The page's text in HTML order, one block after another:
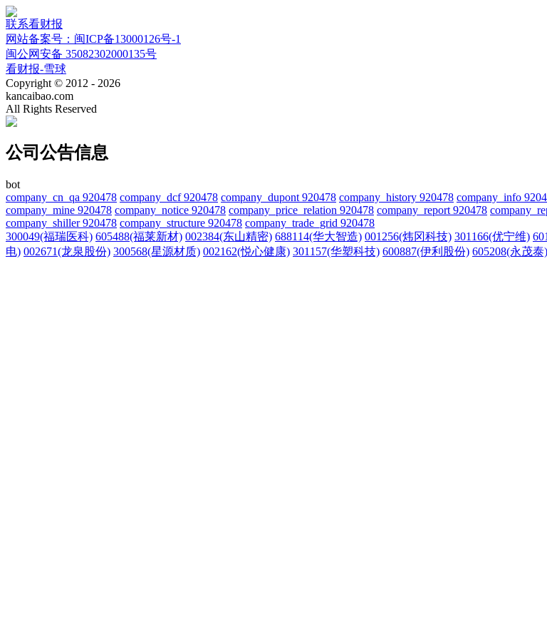
联系看财报
网站备案号：闽ICP备13000126号-1
闽公网安备 35082302000135号
看财报-雪球
Copyright © 2012 - 2026
kancaibao.com
All Rights Reserved
公司公告信息
bot
company_cn_qa 920478 company_dcf 920478 company_dupont 920478 company_history 920478 company_info
company_mine 920478 company_notice 920478 company_price_relation 920478 company_report 920478
company_shiller 920478 company_structure 920478 company_trade_grid 920478
300049(福瑞医科) 605488(福莱新材) 002384(东山精密) 688114(华大智造) 001256(炜冈科技) 301166(优宁维)
电) 002671(龙泉股份) 300568(星源材质) 002162(悦心健康) 301157(华塑科技) 600887(伊利股份) 605208(永茂泰)